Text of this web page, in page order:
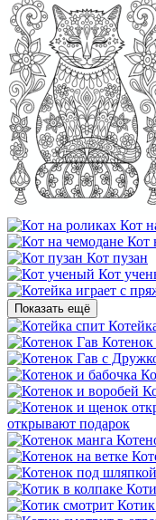
Кот
Кот
Кот пузан
Кот
Показать ещё
Котенок
открывают подарок